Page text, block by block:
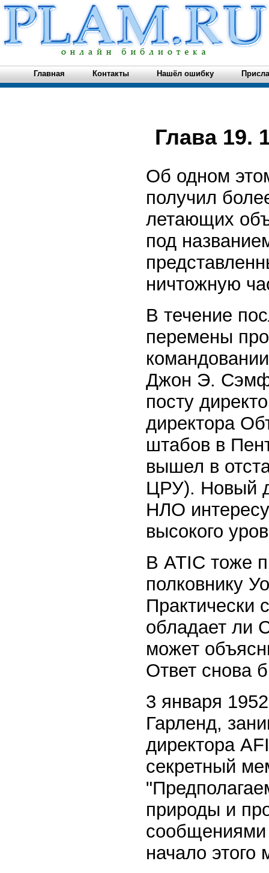
Главная Контакты Нашёл ошибку
Глава 19.
Об одном
получил
летающих
под
ничтожную
В течение
перемены
Джон Э.
посту
директора
штабов в
вышел в
ЦРУ). Новый
НЛО
высокого
В ATIC тоже
полковнику
Практически
обладает ли
может
Ответ снова
3 января
Гарленд,
директора
секретный
природы и
начало